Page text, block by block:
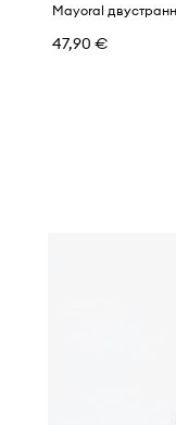
Mayoral
47,90 €